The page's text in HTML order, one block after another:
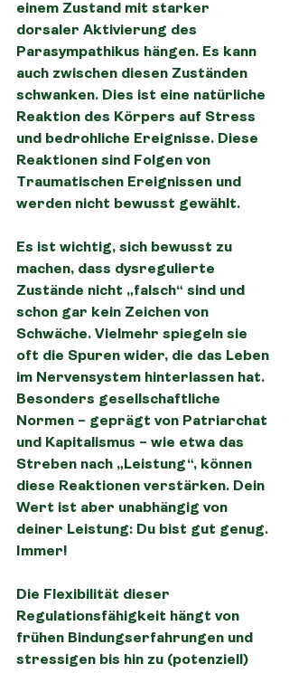
einem Zustand mit starker
dorsaler Aktivierung des
Parasympathikus hängen. Es kann
auch zwischen diesen Zuständen
schwanken. Dies ist eine natürliche
Reaktion des Körpers auf Stress
und bedrohliche Ereignisse. Diese
Reaktionen sind Folgen von
Traumatischen Ereignissen und
werden nicht bewusst gewählt.
Es ist wichtig, sich bewusst zu
machen, dass dysregulierte
Zustände nicht „falsch“ sind und
schon gar kein Zeichen von
Schwäche. Vielmehr spiegeln sie
oft die Spuren wider, die das Leben
im Nervensystem hinterlassen hat.
Besonders gesellschaftliche
Normen – geprägt von Patriarchat
und Kapitalismus – wie etwa das
Streben nach „Leistung“, können
diese Reaktionen verstärken. Dein
Wert ist aber unabhängig von
deiner Leistung: Du bist gut genug.
Immer!
Die Flexibilität dieser
Regulationsfähigkeit hängt von
frühen Bindungserfahrungen und
stressigen bis hin zu (potenziell)